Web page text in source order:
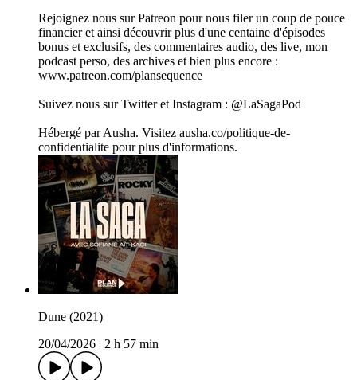
Rejoignez nous sur Patreon pour nous filer un coup de pouce
financier et ainsi découvrir plus d'une centaine d'épisodes
bonus et exclusifs, des commentaires audio, des live, mon
podcast perso, des archives et bien plus encore :
www.patreon.com/plansequence
Suivez nous sur Twitter et Instagram : @LaSagaPod
Hébergé par Ausha. Visitez ausha.co/politique-de-
confidentialite pour plus d'informations.
Dune (2021)
20/04/2026
2 h 57 min